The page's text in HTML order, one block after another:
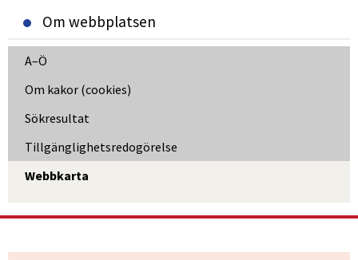
Om webbplatsen
A–Ö
Om kakor (cookies)
Sökresultat
Tillgänglighetsredogörelse
Webbkarta